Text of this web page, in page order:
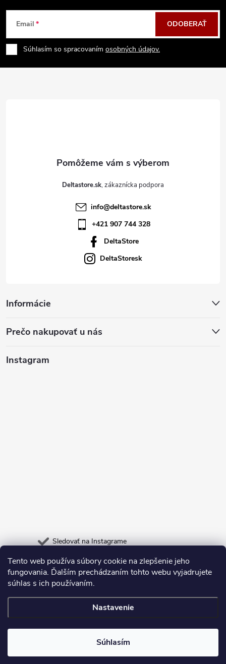
Tento web používa súbory cookie na zlepšenie jeho
fungovania. Ďalším prechádzaním tohto webu vyjadrujete
súhlas s ich používaním.
Nastavenie
Súhlasím
Z
á
p
Email
Súhlasím so spracovaním osobných údajov.
ODOBERAŤ
Deltastore.sk
info@deltastore.sk
+421 907 744 328
DeltaStore
DeltaStoresk
Informácie
Prečo nakupovať u nás
Instagram
Sledovať na Instagrame
Heureka.sk Odpadneš.sk
Copyright 2026Deltastore. Všetky práva vyhradené.